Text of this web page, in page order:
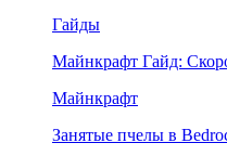
Гайды
Майнкрафт Гайд:
Майнкрафт
Занятые пчелы в